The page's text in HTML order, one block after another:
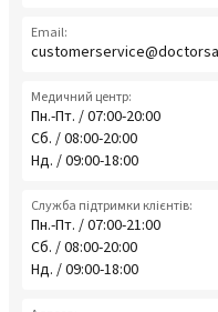
Email:
Медичний центр:
Пн.-Пт. / 07:00-20:00
Сб. / 08:00-20:00
Нд. / 09:00-18:00
Служба підтримки клієнтів:
Пн.-Пт. / 07:00-21:00
Сб. / 08:00-20:00
Нд. / 09:00-18:00